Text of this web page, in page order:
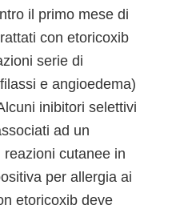
il primo mese di
con etoricoxib
serie di
e angioedema)
inibitori selettivi
ad un
cutanee in
per allergia ai
etoricoxib deve